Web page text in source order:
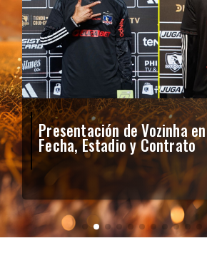
Presentación de Vozinha
Fecha, Estadio y Contrato